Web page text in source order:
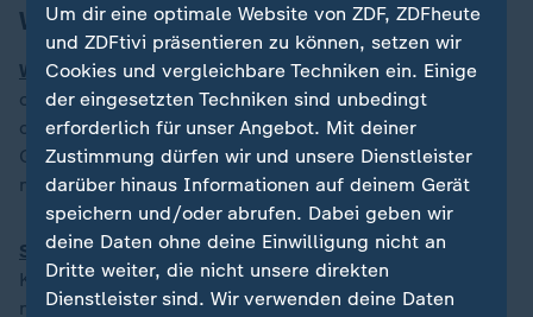
Was im Ukraine-Krieg passiert ist
Wie Russland den Druck in Kursk erhöht: Russland hat
offenbar den ukrainischen Vorstoß in Kursk gestoppt -
doch die Rückeroberung könnte noch dauern.
Gleichzeitig mehren sich Berichte über hohe
nordkoreanische Verluste.
Selenskyj für Gefangenenaustausch mit Nordkorea:
Kiew sei bereit, die Gefangenen an den
nordkoreanischen Machthaber Kim Jong Un zu
Um dir eine optimale Website von ZDF, ZDFheute
und ZDFtivi präsentieren zu können, setzen wir
Cookies und vergleichbare Techniken ein. Einige
der eingesetzten Techniken sind unbedingt
erforderlich für unser Angebot. Mit deiner
Zustimmung dürfen wir und unsere Dienstleister
darüber hinaus Informationen auf deinem Gerät
speichern und/oder abrufen. Dabei geben wir
deine Daten ohne deine Einwilligung nicht an
Dritte weiter, die nicht unsere direkten
Dienstleister sind. Wir verwenden deine Daten